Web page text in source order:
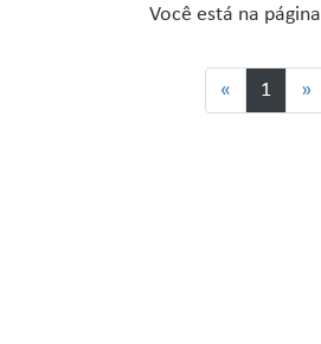
Você está na página
« 1 »